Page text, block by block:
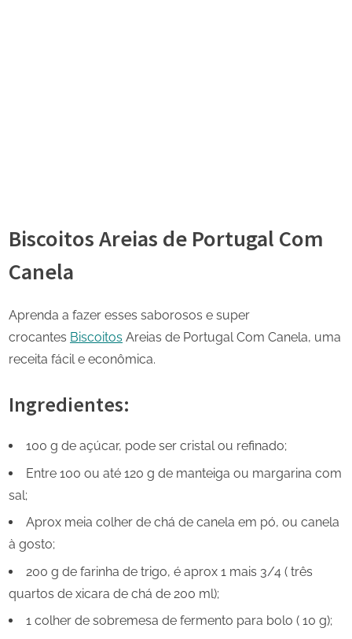
Biscoitos Areias de Portugal Com
Canela
Aprenda a fazer esses saborosos e super
crocantes Biscoitos Areias de Portugal Com Canela, uma
receita fácil e econômica.
Ingredientes:
100 g de açúcar, pode ser cristal ou refinado;
Entre 100 ou até 120 g de manteiga ou margarina com
sal;
Aprox meia colher de chá de canela em pó, ou canela
à gosto;
200 g de farinha de trigo, é aprox 1 mais 3/4 ( três
quartos de xicara de chá de 200 ml);
1 colher de sobremesa de fermento para bolo ( 10 g);